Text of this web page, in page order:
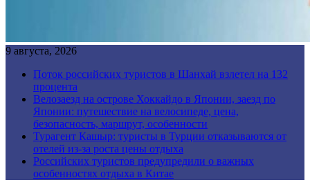
9 августа, 2026
Поток российских туристов в Шанхай взлетел на 132
процента
Велозаезд на острове Хоккайдо в Японии, заезд по
Японии: путешествие на велосипеде, цена,
безопасность, маршрут, особенности
Турагент Кашыр: туристы в Турции отказываются от
отелей из-за роста цены отдыха
Российских туристов предупредили о важных
особенностях отдыха в Китае